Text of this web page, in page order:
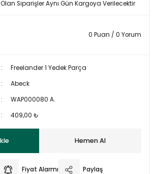
Siparişler Aynı Gün Kargoya Verilecektir
0 Puan / 0 Yorum
Freelander 1 Yedek Parça
Abeck
WAP000080 A.
409,00 ₺
Hemen Al
Fiyat Alarmı Paylaş